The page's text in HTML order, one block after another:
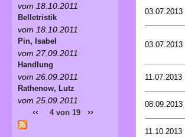
03.07.2013
03.07.2013
11.07.2013
08.09.2013
11.10.2013
vom 18.10.2011
Belletristik
vom 18.10.2011
Pin, Isabel
vom 27.09.2011
Handlung
vom 26.09.2011
Rathenow, Lutz
vom 25.09.2011
‹‹ 4 von 19 ››